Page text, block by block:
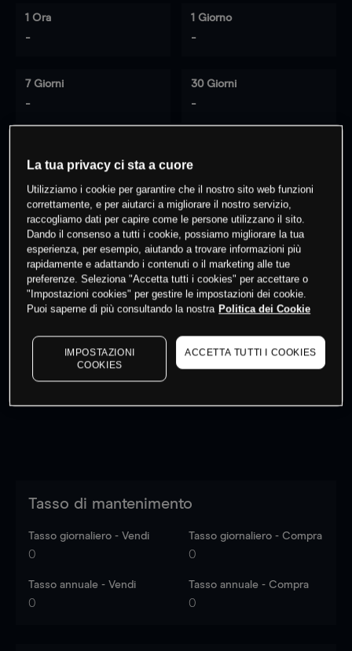
1 Ora
-
1 Giorno
-
7 Giorni
-
30 Giorni
-
0 % dei clienti hanno posizioni
questo prodotto
Fai trading
I prezzi sono solo indicativi. Accediper vedere gli ultimi
dati di mercato
to see latest market data
Tasso di mantenimento
Tasso giornaliero - Vendi
0
Tasso giornaliero - Compra
0
Tasso annuale - Vendi
0
Tasso annuale - Compra
0
La tua privacy ci sta a cuore
Utilizziamo i cookie per garantire che il nostro sito web funzioni
correttamente, e per aiutarci a migliorare il nostro servizio,
raccogliamo dati per capire come le persone utilizzano il sito.
Dando il consenso a tutti i cookie, possiamo migliorare la tua
esperienza, per esempio, aiutando a trovare informazioni più
rapidamente e adattando i contenuti o il marketing alle tue
preferenze. Seleziona "Accetta tutti i cookies" per accettare o
"Impostazioni cookies" per gestire le impostazioni dei cookie.
Puoi saperne di più consultando la nostra Politica dei Cookie
IMPOSTAZIONI
COOKIES
ACCETTA TUTTI I COOKIES